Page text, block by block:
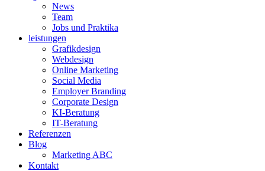
News
Team
Jobs und Praktika
leistungen
Grafikdesign
Webdesign
Online Marketing
Social Media
Employer Branding
Corporate Design
KI-Beratung
IT-Beratung
Referenzen
Blog
Marketing ABC
Kontakt